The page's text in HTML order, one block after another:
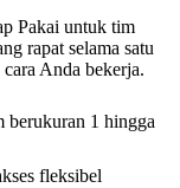
Pakai untuk tim
rapat selama satu
Anda bekerja.
berukuran 1 hingga
fleksibel